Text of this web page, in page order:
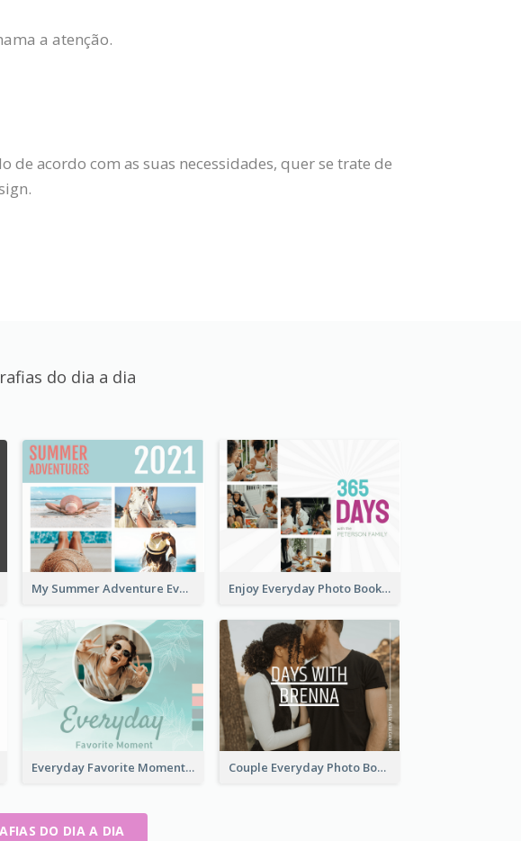
a atenção.
acordo com as suas necessidades, quer se trate de
do dia a dia
My Summer Adventure Everyday Photo Book Enjoy Everyday Photo Book
Everyday Favorite Moment Photo Book Couple Everyday Photo Book
DO DIA A DIA